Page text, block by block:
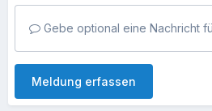
Gebe optional eine Nachricht
Meldung erfassen